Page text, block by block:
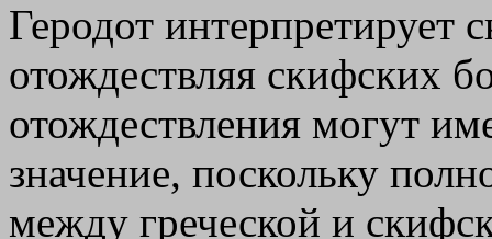
Геродот интерпретирует
отождествляя скифских
отождествления могут
значение, поскольку
между греческой и